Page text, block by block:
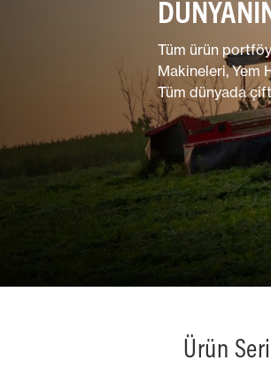
Çim ve Ot
Biçme
Makineleri
Karma
Tüm ürün
Makineleri, Yem
Tüm dünyada
Ürün